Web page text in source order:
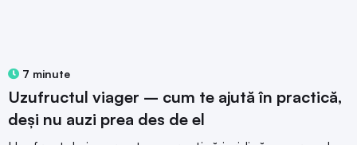
7 minute
Uzufructul viager – cum te ajută în practică,
deși nu auzi prea des de el